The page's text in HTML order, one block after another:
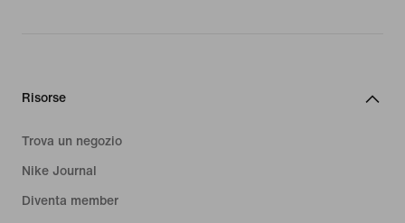
Risorse
Trova un negozio
Nike Journal
Diventa member